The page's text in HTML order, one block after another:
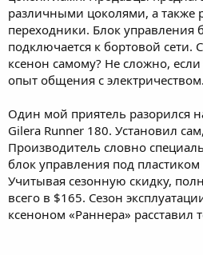
различными цоколями, а также
переходники. Блок управления
подключается к бортовой сети.
ксенон самому? Не сложно,
опыт общения с электричеством.
Один мой приятель разорился
Gilera Runner 180. Установил
Производитель словно
блок управления под
Учитывая сезонную скидку,
всего в $165. Сезон
ксеноном «Раннера» расставил